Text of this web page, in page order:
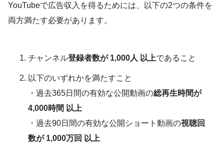
YouTubeで広告収入を得るためには、以下の2つの条件を
両方満たす必要があります。
チャンネル登録者数が 1,000人 以上であること
以下のいずれかを満たすこと
・過去365日間の有効な公開動画の総再生時間が
4,000時間 以上
・過去90日間の有効な公開ショート動画の視聴回
数が 1,000万回 以上